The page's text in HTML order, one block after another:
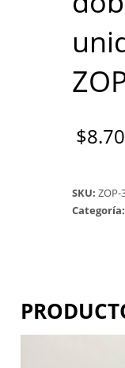
$
SKU:ZOP-
Categoría: